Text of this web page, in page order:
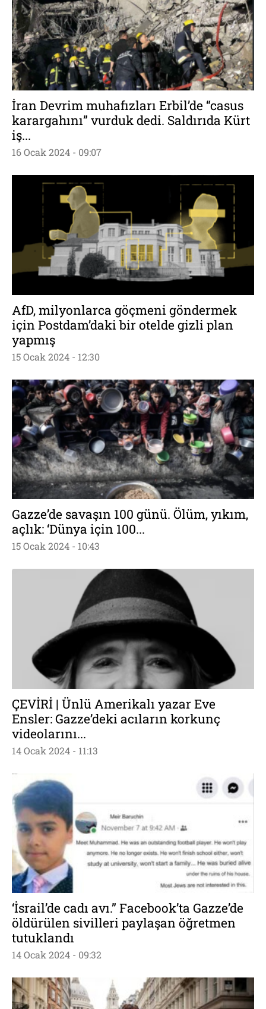
İran Devrim muhafızları Erbil’de “casus
karargahını” vurduk dedi. Saldırıda Kürt
iş...
16 Ocak 2024 - 09:07
AfD, milyonlarca göçmeni göndermek
için Postdam’daki bir otelde gizli plan
yapmış
15 Ocak 2024 - 12:30
Gazze’de savaşın 100 günü. Ölüm, yıkım,
açlık: ‘Dünya için 100...
15 Ocak 2024 - 10:43
ÇEVİRİ | Ünlü Amerikalı yazar Eve
Ensler: Gazze’deki acıların korkunç
videolarını...
14 Ocak 2024 - 11:13
‘İsrail’de cadı avı.” Facebook’ta Gazze’de
öldürülen sivilleri paylaşan öğretmen
tutuklandı
14 Ocak 2024 - 09:32